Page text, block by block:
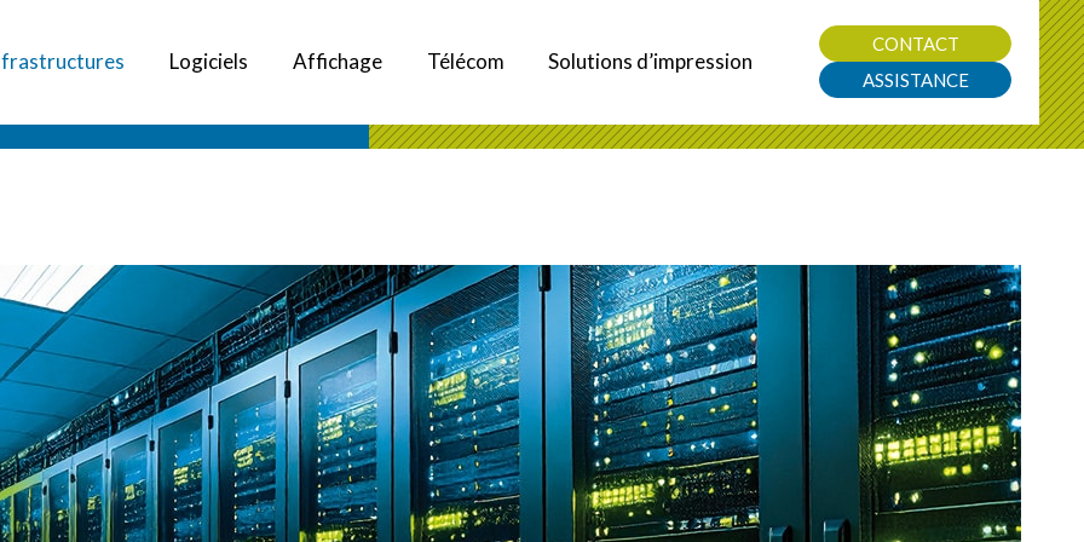
Logiciels Affichage Télécom Solutions d’impression
CONTACT
ASSISTANCE